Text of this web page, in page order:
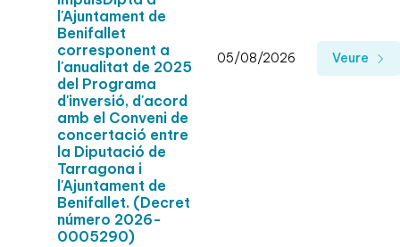
l'Ajuntament de
Benifallet
corresponent a
l'anualitat de 2025
del Programa
d'inversió, d'acord
amb el Conveni de
concertació entre
la Diputació de
Tarragona i
l'Ajuntament de
Benifallet. (Decret
número 2026-
0005290)
05/08/2026 Veure